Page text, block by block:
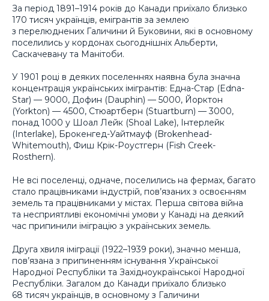
За період 1891–1914 років до Канади приїхало близько
170 тисяч українців, емігрантів за землею
з перелюднених Галичини й Буковини, які в основному
поселились у кордонах сьогоднішніх Альберти,
Саскачевану та Манітоби.
У 1901 році в деяких поселеннях наявна була значна
концентрація українських імігрантів: Една-Стар (Edna-
Star) — 9000, Дофин (Dauphin) — 5000, Йорктон
(Yorkton) — 4500, Стюартберн (Stuartburn) — 3000,
понад 1000 у Шоал Лейк (Shoal Lake), Інтерлейк
(Interlake), Брокенгед-Уайтмауф (Brokenhead-
Whitemouth), Фиш Крік-Роустгерн (Fish Creek-
Rosthern).
Не всі поселенці, одначе, поселились на фермах, багато
стало працівниками індустрій, пов’язаних з освоєнням
земель та працівниками у містах. Перша світова війна
та несприятливі економічні умови у Канаді на деякий
час припинили іміграцію з українських земель.
Друга хвиля іміграції (1922–1939 роки), значно менша,
пов’язана з припиненням існування Української
Народної Республіки та Західноукраїнської Народної
Республіки. Загалом до Канади приїхало близько
68 тисяч українців, в основному з Галичини